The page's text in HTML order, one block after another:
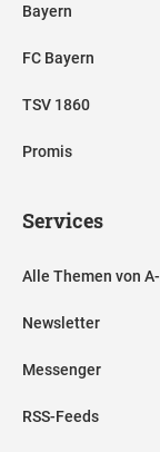
Bayern
FC Bayern
TSV 1860
Promis
Services
Alle Themen von
Newsletter
Messenger
RSS-Feeds